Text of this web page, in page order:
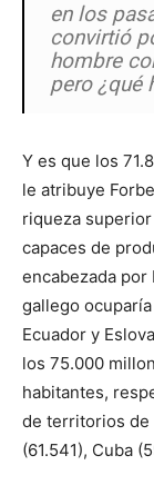
en los
convirtió
hombre
pero ¿qué
Y es que los
le atribuye
riqueza
capaces de
encabezada por
gallego
Ecuador y
los 75.000
habitantes,
de territorios de
(61.541), Cuba